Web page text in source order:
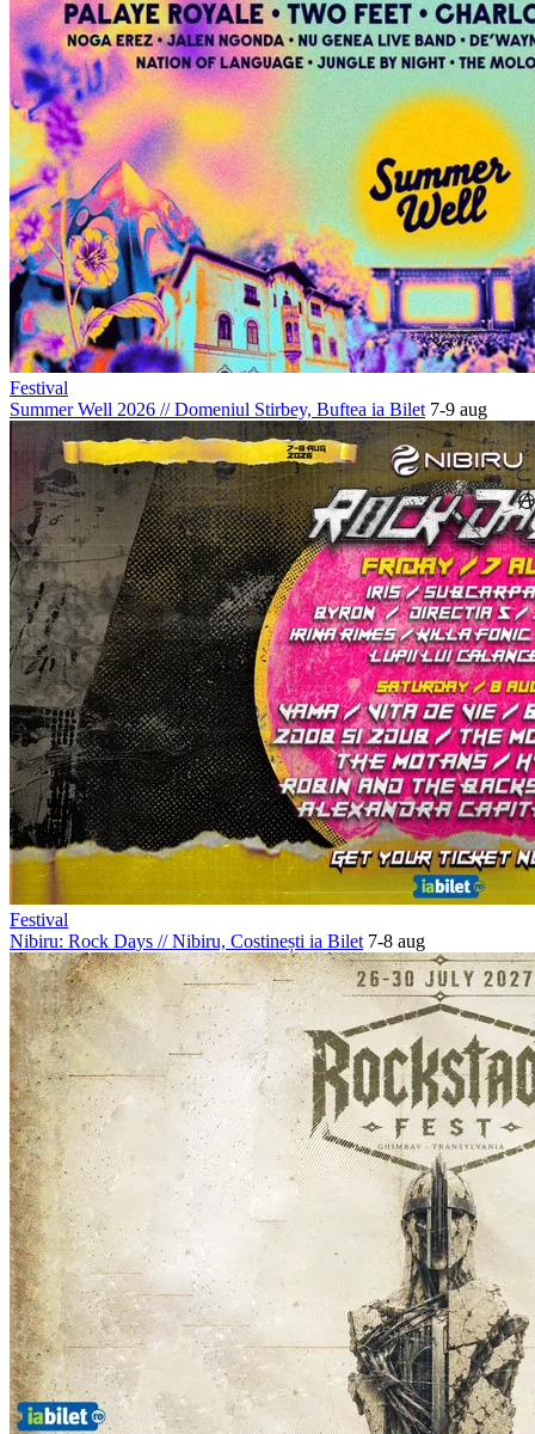
Festival
Summer Well 2026 //Domeniul Stirbey, Buftea ia Bilet 7-9 aug
Festival
Nibiru: Rock Days //Nibiru, Costinești ia Bilet 7-8 aug